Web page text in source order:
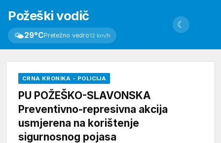
Požeški vodič
🌤29°CPretežno vedro12 km/h
☾
CRNA KRONIKA - POLICIJA
PU POŽEŠKO-SLAVONSKA
Preventivno-represivna akcija
usmjerena na korištenje
sigurnosnog pojasa